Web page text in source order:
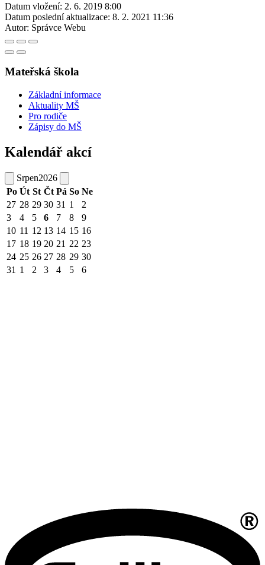
Datum vložení: 2. 6. 2019 8:00
Datum poslední aktualizace: 8. 2. 2021 11:36
Autor: Správce Webu
Mateřská škola
Základní informace
Aktuality MŠ
Pro rodiče
Zápisy do MŠ
Kalendář akcí
Srpen2026
Po Út St Čt Pá So Ne
27 28 29 30 31 1
2
3
4 5 6 7 8
9
10 11 12 13 14 15 16
17 18 19 20 21 22 23
24 25 26 27 28 29 30
31 1 2 3 4 5 6